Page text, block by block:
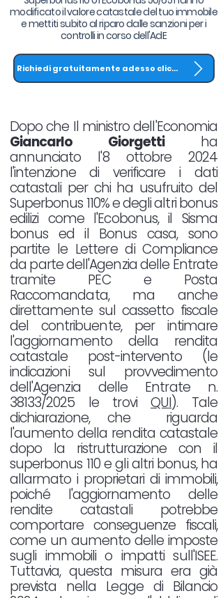
modificato il valore catastale del tuo immobile
e mettiti subito al riparo dalle sanzioni per i
controlli in corso dell'AdE
Richiedi gratuitamente adesso clicca QUI
Dopo che Il ministro dell'Economia
Giancarlo Giorgettiha
annunciato l'8 ottobre 2024
l'intenzione di verificare i dati
catastali per chi ha usufruito del
Superbonus 110% e degli altri bonus
edilizi come l'Ecobonus, il Sisma
bonus ed il Bonus casa, sono
partite le Lettere di Compliance
da parte dell'Agenzia delle Entrate
tramite PEC e Posta
Raccomandata, ma anche
direttamente sul cassetto fiscale
del contribuente, per intimare
l'aggiornamento della rendita
catastale post-intervento (le
indicazioni sul provvedimento
dell'Agenzia delle Entrate n.
38133/2025 le troviQUI). Tale
dichiarazione, che riguarda
l'aumento della rendita catastale
dopo la ristrutturazione con il
superbonus 110 e gli altri bonus, ha
allarmato i proprietari di immobili,
poiché l'aggiornamento delle
rendite catastali potrebbe
comportare conseguenze fiscali,
come un aumento delle imposte
sugli immobili o impatti sull'ISEE.
Tuttavia, questa misura era già
prevista nella Legge di Bilancio